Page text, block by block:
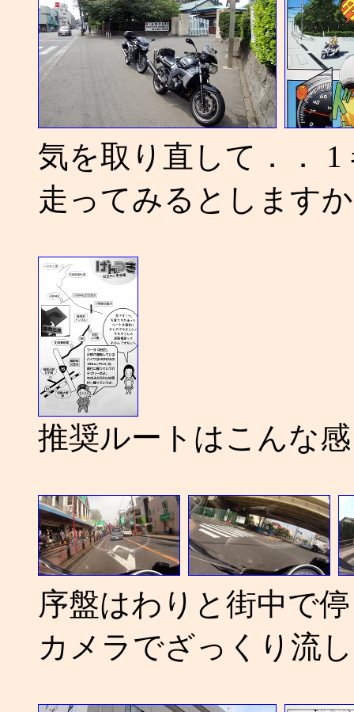
気を取り直して．．
走ってみるとします
推奨ルートはこんな
序盤はわりと街中で
カメラでざっくり流